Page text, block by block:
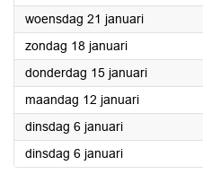
woensdag 21 januari2026
zondag 18 januari2026
donderdag 15 januari2026
maandag 12 januari2026
dinsdag 6 januari2026
dinsdag 6 januari2026